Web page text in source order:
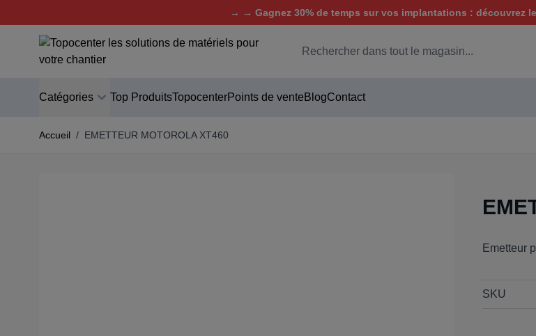
→ → Gagnez 30% de temps sur vos implantations : découvrez
Aller au contenu
Chercher
Catégories Top ProduitsTopocenterPoints de vente BlogContact
Accueil / EMETTEUR MOTOROLA XT460
Emetteur
SKU